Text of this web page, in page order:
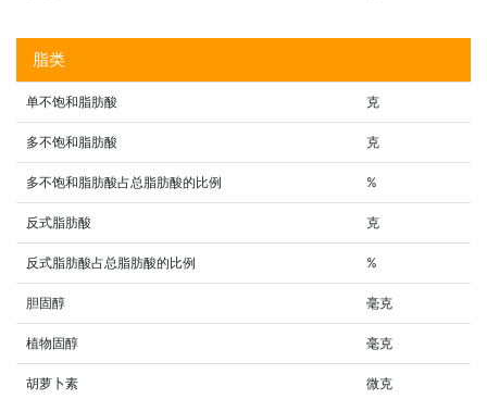
脂类
单不饱和脂肪酸 克
多不饱和脂肪酸 克
多不饱和脂肪酸占总脂肪酸的比例 %
反式脂肪酸 克
反式脂肪酸占总脂肪酸的比例 %
胆固醇 毫克
植物固醇 毫克
胡萝卜素 微克